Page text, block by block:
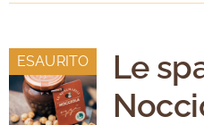
ESAURITO
Le